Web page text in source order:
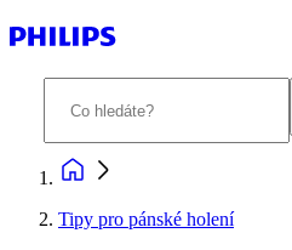
Tipy pro pánské holení